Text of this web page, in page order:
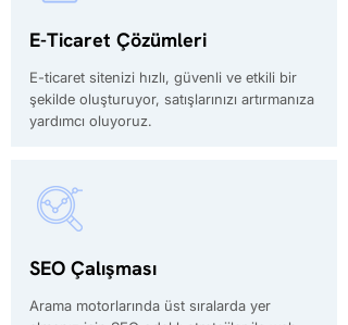
E-Ticaret Çözümleri
E-ticaret sitenizi hızlı, güvenli ve etkili bir
şekilde oluşturuyor, satışlarınızı artırmanıza
yardımcı oluyoruz.
SEO Çalışması
Arama motorlarında üst sıralarda yer